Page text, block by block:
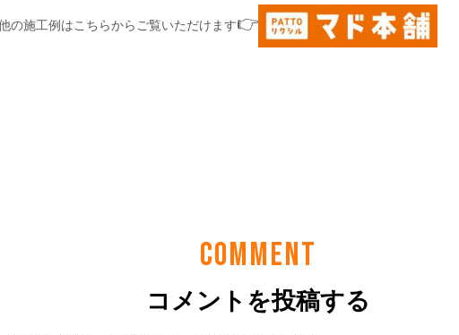
COMMENT
コメントを投稿する